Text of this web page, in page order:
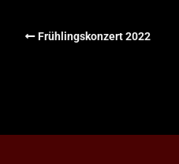
Frühlingskonzert 2022